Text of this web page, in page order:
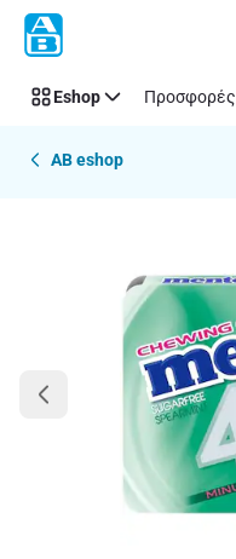
Παράλειψη
Eshop Προσφορές
AB eshop